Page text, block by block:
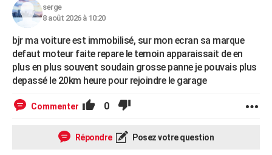
serge
8 août 2026 à 10:20
bjr ma voiture est immobilisé, sur mon ecran sa marque
defaut moteur faite repare le temoin apparaissait de en
plus en plus souvent soudain grosse panne je pouvais plus
depassé le 20km heure pour rejoindre le garage
Commenter 0
Répondre Posez votre question